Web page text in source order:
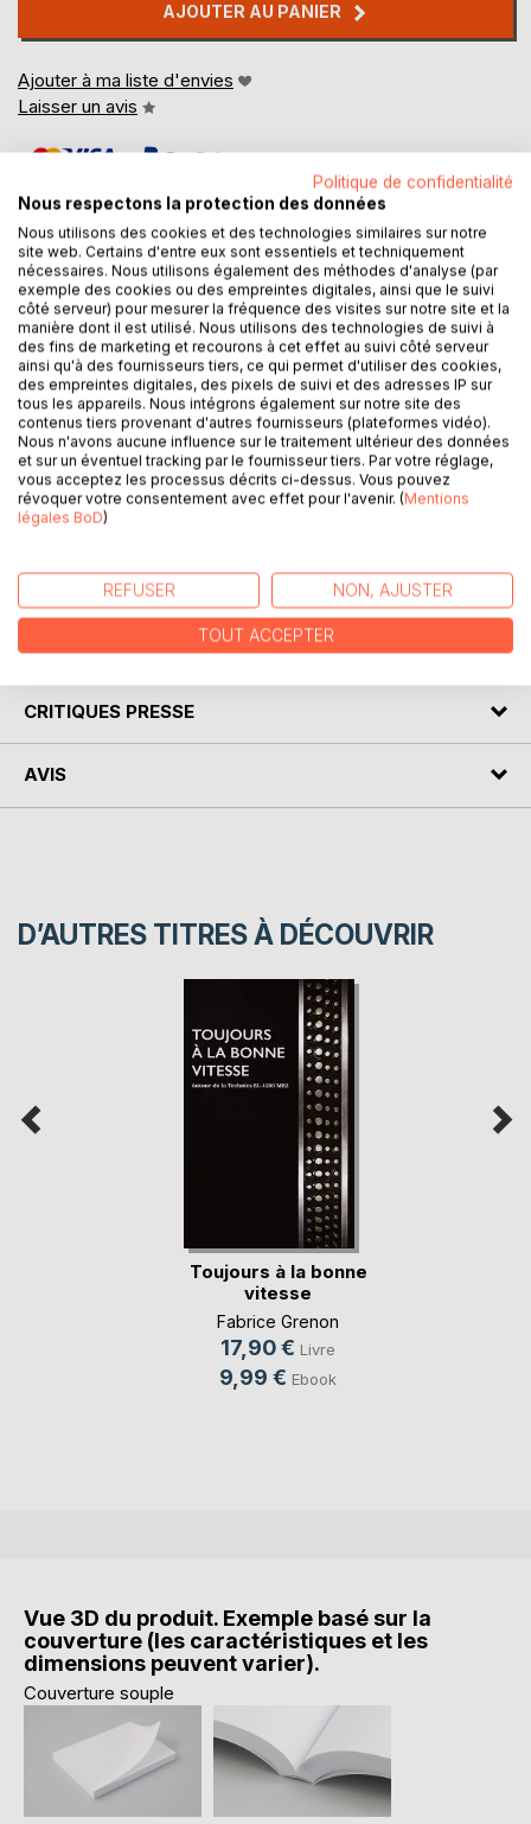
AJOUTER AU PANIER
Ajouter à ma liste d'envies
Laisser un avis
DESCRIPTION
Dans ce récit d'aventure autobiographique, Doume nous
entraîne
dans des expéditions passionnantes au coeur de la
brousse africaine.
Embarquez sur une pirogue dans des paysages grandioses
aux
côtés de ce baroudeur, rencontrez les populations
d'Afrique où
intacts.
AUTEUR(S)
CRITIQUES PRESSE
AVIS
D’AUTRES TITRES À DÉCOUVRIR
Toujours à la bonne
vitesse
Fabrice Grenon
17,90 € Livre
9,99 € Ebook
Vue 3D du produit. Exemple basé sur la
couverture (les caractéristiques et les
dimensions peuvent varier).
Couverture souple
Politique de confidentialité
Nous respectons la protection des données
Nous utilisons des cookies et des technologies similaires sur notre
site web. Certains d'entre eux sont essentiels et techniquement
nécessaires. Nous utilisons également des méthodes d'analyse (par
exemple des cookies ou des empreintes digitales, ainsi que le suivi
côté serveur) pour mesurer la fréquence des visites sur notre site et la
manière dont il est utilisé. Nous utilisons des technologies de suivi à
des fins de marketing et recourons à cet effet au suivi côté serveur
ainsi qu'à des fournisseurs tiers, ce qui permet d'utiliser des cookies,
des empreintes digitales, des pixels de suivi et des adresses IP sur
tous les appareils. Nous intégrons également sur notre site des
contenus tiers provenant d'autres fournisseurs (plateformes vidéo).
Nous n'avons aucune influence sur le traitement ultérieur des données
et sur un éventuel tracking par le fournisseur tiers. Par votre réglage,
vous acceptez les processus décrits ci-dessus. Vous pouvez
révoquer votre consentement avec effet pour l'avenir. (Mentions
légales BoD)
REFUSER NON, AJUSTER
TOUT ACCEPTER